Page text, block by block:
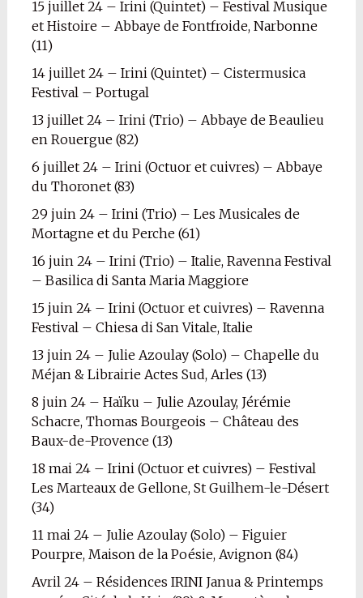
15 juillet 24 – Irini (Quintet) – Festival Musique
et Histoire – Abbaye de Fontfroide, Narbonne
(11)
14 juillet 24 – Irini (Quintet) – Cistermusica
Festival – Portugal
13 juillet 24 – Irini (Trio) – Abbaye de Beaulieu
en Rouergue (82)
6 juillet 24 – Irini (Octuor et cuivres) – Abbaye
du Thoronet (83)
29 juin 24 – Irini (Trio) – Les Musicales de
Mortagne et du Perche (61)
16 juin 24 – Irini (Trio) – Italie, Ravenna Festival
– Basilica di Santa Maria Maggiore
15 juin 24 – Irini (Octuor et cuivres) – Ravenna
Festival – Chiesa di San Vitale, Italie
13 juin 24 – Julie Azoulay (Solo) – Chapelle du
Méjan & Librairie Actes Sud, Arles (13)
8 juin 24 – Haïku – Julie Azoulay, Jérémie
Schacre, Thomas Bourgeois – Château des
Baux-de-Provence (13)
18 mai 24 – Irini (Octuor et cuivres) – Festival
Les Marteaux de Gellone, St Guilhem-le-Désert
(34)
11 mai 24 – Julie Azoulay (Solo) – Figuier
Pourpre, Maison de la Poésie, Avignon (84)
Avril 24 – Résidences IRINI Janua & Printemps